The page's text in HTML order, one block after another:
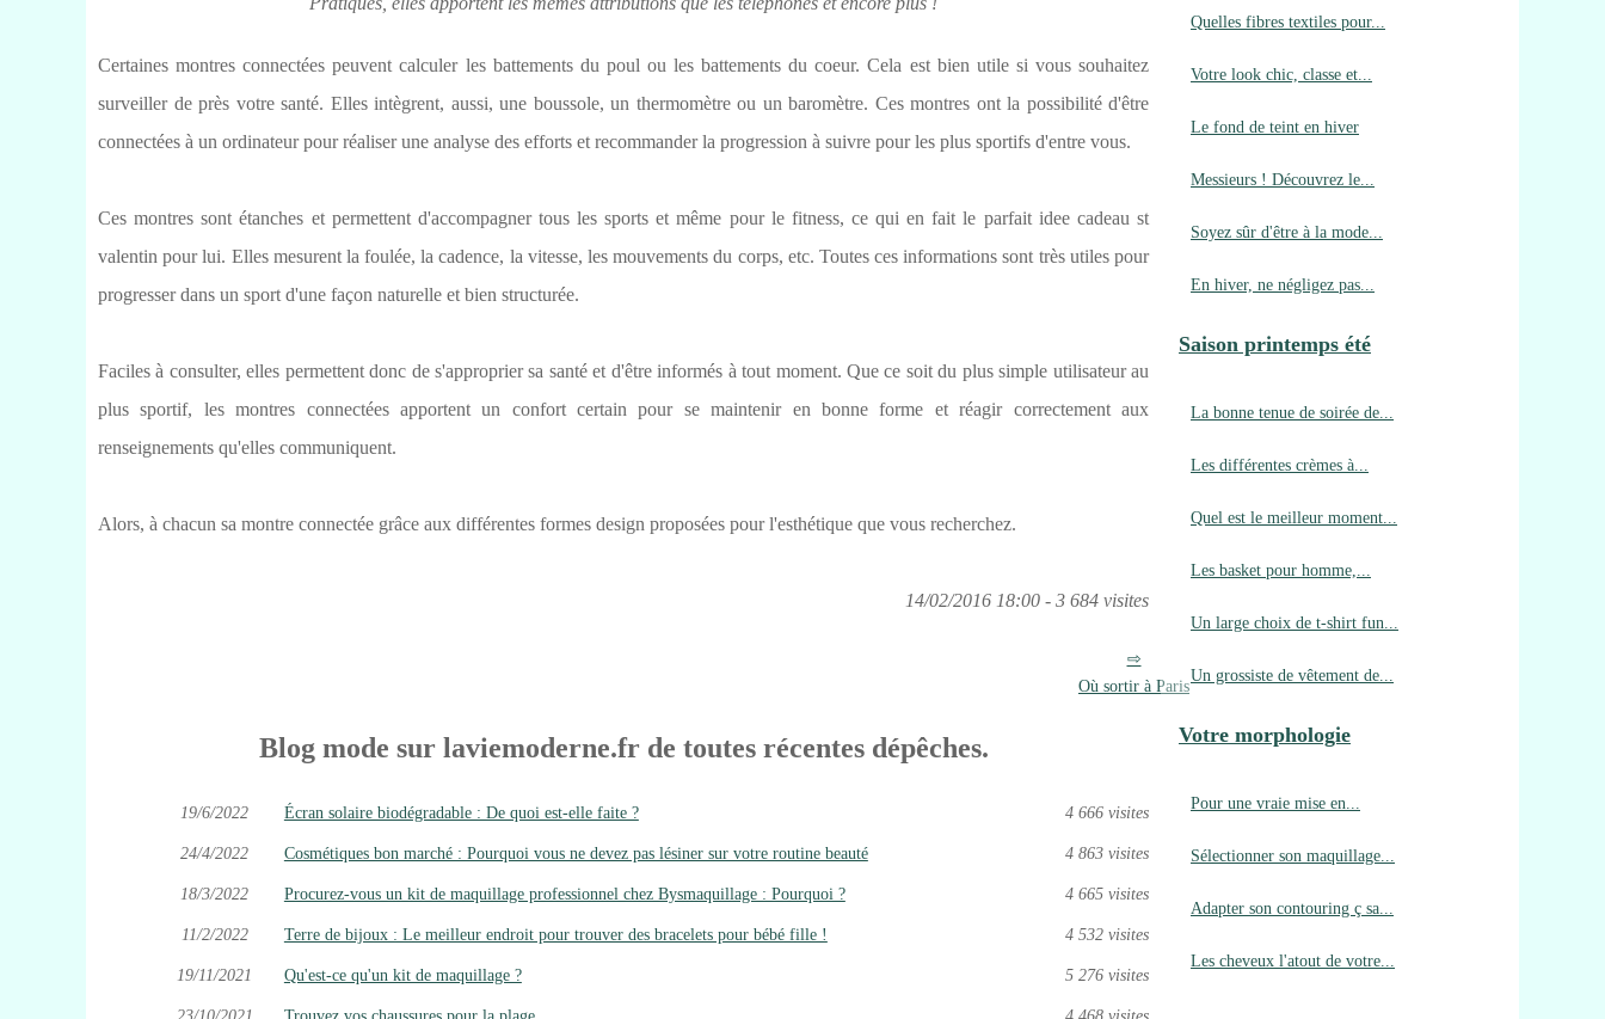
Certaines montres connectées peuvent calculer les battements du poul ou les battements du coeur. Cela est bien utile si vous souhaitez
surveiller de près votre santé. Elles intègrent, aussi, une boussole, un thermomètre ou un baromètre. Ces montres ont la possibilité d'être
connectées à un ordinateur pour réaliser une analyse des efforts et recommander la progression à suivre pour les plus sportifs d'entre vous.
Ces montres sont étanches et permettent d'accompagner tous les sports et même pour le fitness, ce qui en fait le parfait idee cadeau st
valentin pour lui. Elles mesurent la foulée, la cadence, la vitesse, les mouvements du corps, etc. Toutes ces informations sont très utiles pour
progresser dans un sport d'une façon naturelle et bien structurée.
Faciles à consulter, elles permettent donc de s'approprier sa santé et d'être informés à tout moment. Que ce soit du plus simple utilisateur au
plus sportif, les montres connectées apportent un confort certain pour se maintenir en bonne forme et réagir correctement aux
renseignements qu'elles communiquent.
Alors, à chacun sa montre connectée grâce aux différentes formes design proposées pour l'esthétique que vous recherchez.
14/02/2016 18:00 - 3 684 visites
Où sortir à Paris
Blog mode sur laviemoderne.fr de toutes récentes dépêches.
19/6/2022 Écran solaire biodégradable : De quoi est-elle faite ? 4 666 visites
24/4/2022 Cosmétiques bon marché : Pourquoi vous ne devez pas lésiner sur votre routine beauté 4 863 visites
18/3/2022 Procurez-vous un kit de maquillage professionnel chez Bysmaquillage : Pourquoi ? 4 665 visites
11/2/2022 Terre de bijoux : Le meilleur endroit pour trouver des bracelets pour bébé fille ! 4 532 visites
19/11/2021 Qu'est-ce qu'un kit de maquillage ? 5 276 visites
23/10/2021 Trouvez vos chaussures pour la plage 4 468 visites
Quelles fibres textiles pour...
Votre look chic, classe et...
Le fond de teint en hiver
Messieurs ! Découvrez le...
Soyez sûr d'être à la mode...
En hiver, ne négligez pas...
Saison printemps été
La bonne tenue de soirée de...
Les différentes crèmes à...
Quel est le meilleur moment...
Les basket pour homme,...
Un large choix de t-shirt fun...
Un grossiste de vêtement de...
Votre morphologie
Pour une vraie mise en...
Sélectionner son maquillage...
Adapter son contouring ç sa...
Les cheveux l'atout de votre...